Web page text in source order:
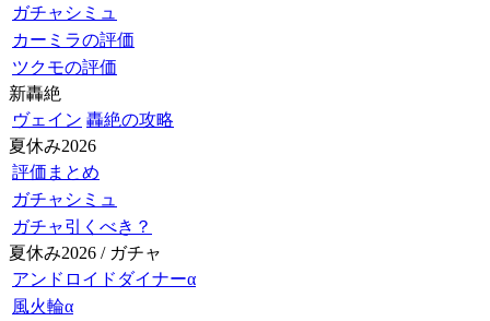
ガチャシミュ
カーミラの評価
ツクモの評価
新轟絶
ヴェイン 轟絶の攻略
夏休み2026
評価まとめ
ガチャシミュ
ガチャ引くべき？
夏休み2026 / ガチャ
アンドロイドダイナーα
風火輪α